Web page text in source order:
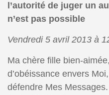
l’autorité de juger un
n’est pas possible
Vendredi 5 avril 2013 à
Ma chère fille bien-
d’obéissance envers
défendre Mes